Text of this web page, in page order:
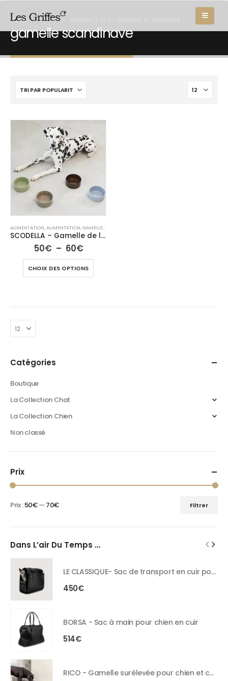
HOME SHOP
gamelle scandinave
ALIMENTATION,ALIMENTATION,GAMELLES
SCODELLA – Gamelle de luxe pour chien et chat
50€ – 60€
CHOIX DES OPTIONS
Catégories
Boutique
La Collection Chat
La Collection Chien
Non classé
Prix
Filtrer
Prix :50€— 70€
Dans L’air Du Temps …
LE CLASSIQUE- Sac de transport en cuir pour chien
450€
BORSA - Sac à main pour chien en cuir
514€
RICO - Gamelle surélevée pour chien et chat